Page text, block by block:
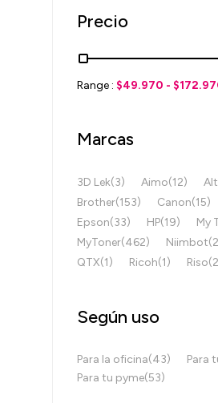
Precio
Range : $49.970 - $
Marcas
3D Lek(3) Aimo(12)
Brother(153) Canon(15)
Epson(33) HP(19) My
MyToner(462) Niimbot
QTX(1) Ricoh(1) Riso
Según uso
Para la oficina(43) Para
Para tu pyme(53)